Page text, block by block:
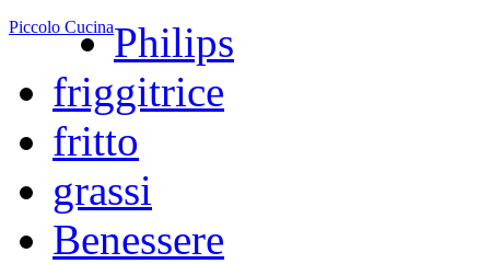
Piccolo CucinaPhilips
friggitrice
fritto
grassi
Benessere